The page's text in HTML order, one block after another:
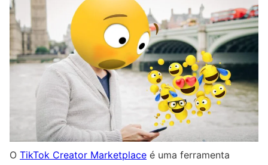
O TikTok Creator Marketplace é uma ferramenta